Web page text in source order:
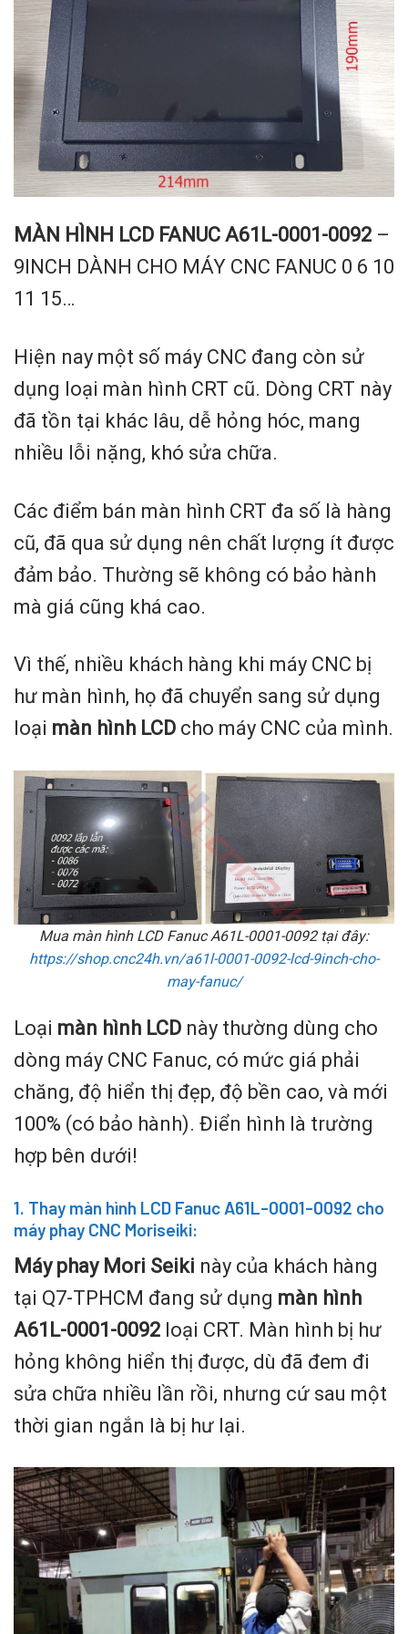
MÀN HÌNH LCD FANUC A61L-0001-0092 –
9INCH DÀNH CHO MÁY CNC FANUC 0 6 10
11 15…
Hiện nay một số máy CNC đang còn sử
dụng loại màn hình CRT cũ. Dòng CRT này
đã tồn tại khác lâu, dễ hỏng hóc, mang
nhiều lỗi nặng, khó sửa chữa.
Các điểm bán màn hình CRT đa số là hàng
cũ, đã qua sử dụng nên chất lượng ít được
đảm bảo. Thường sẽ không có bảo hành
mà giá cũng khá cao.
Vì thế, nhiều khách hàng khi máy CNC bị
hư màn hình, họ đã chuyển sang sử dụng
loại màn hình LCD cho máy CNC của mình.
Mua màn hình LCD Fanuc A61L-0001-0092 tại đây:
https://shop.cnc24h.vn/a61l-0001-0092-lcd-9inch-cho-
may-fanuc/
Loại màn hình LCD này thường dùng cho
dòng máy CNC Fanuc, có mức giá phải
chăng, độ hiển thị đẹp, độ bền cao, và mới
100% (có bảo hành). Điển hình là trường
hợp bên dưới!
1. Thay màn hình LCD Fanuc A61L-0001-0092 cho
máy phay CNC Moriseiki:
Máy phay Mori Seiki này của khách hàng
tại Q7-TPHCM đang sử dụng màn hình
A61L-0001-0092 loại CRT. Màn hình bị hư
hỏng không hiển thị được, dù đã đem đi
sửa chữa nhiều lần rồi, nhưng cứ sau một
thời gian ngắn là bị hư lại.